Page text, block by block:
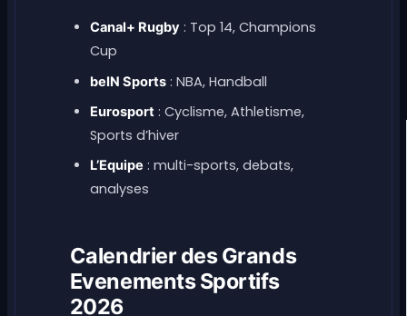
Canal+ Rugby: Top 14, Champions
Cup
beIN Sports: NBA, Handball
Eurosport: Cyclisme, Athletisme,
Sports d’hiver
L’Equipe : multi-sports, debats,
analyses
Calendrier des Grands
Evenements Sportifs
2026